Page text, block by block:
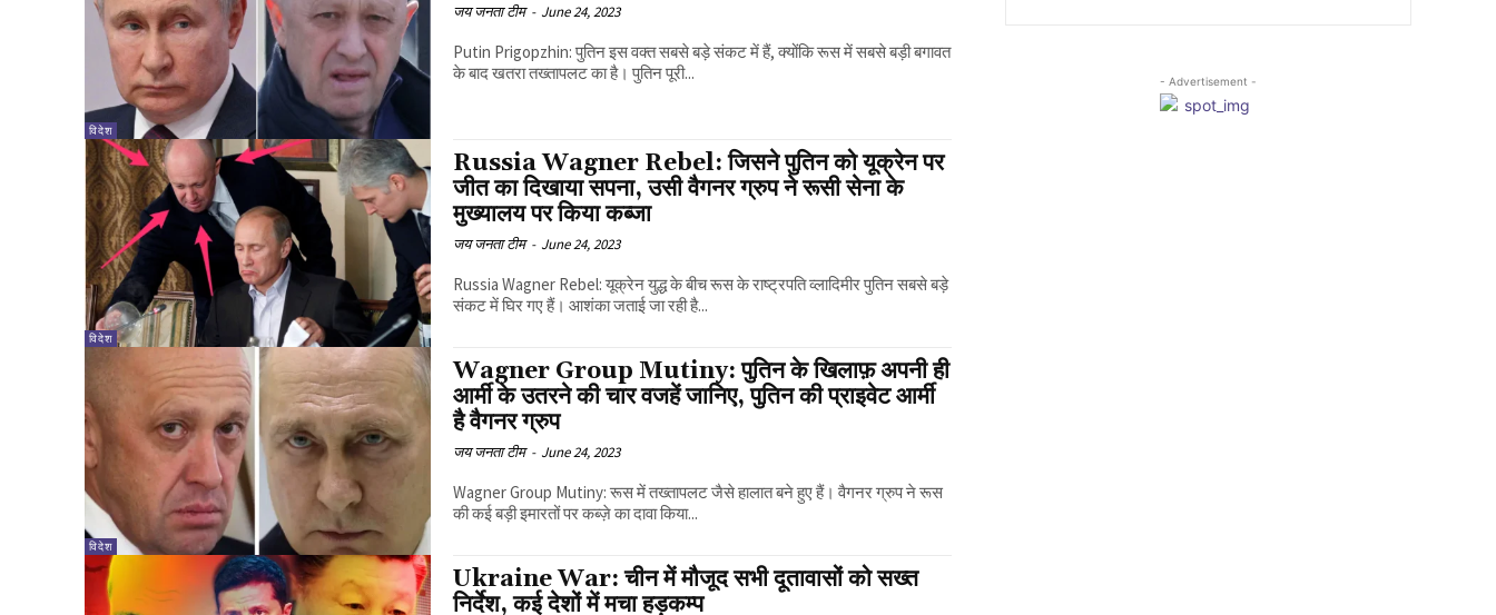
विदेश
जय जनता टीम - June 24, 2023
Putin Prigopzhin: पुतिन इस वक्त सबसे बड़े संकट में हैं, क्योंकि रूस में सबसे बड़ी बगावत
के बाद खतरा तख्तापलट का है। पुतिन पूरी...
विदेश
Russia Wagner Rebel: जिसने पुतिन को यूक्रेन पर
जीत का दिखाया सपना, उसी वैगनर ग्रुप ने रूसी सेना के
मुख्यालय पर किया कब्जा
जय जनता टीम - June 24, 2023
Russia Wagner Rebel: यूक्रेन युद्ध के बीच रूस के राष्ट्रपति व्लादिमीर पुतिन सबसे बड़े
संकट में घिर गए हैं। आशंका जताई जा रही है...
विदेश
Wagner Group Mutiny: पुतिन के खिलाफ़ अपनी ही
आर्मी के उतरने की चार वजहें जानिए, पुतिन की प्राइवेट आर्मी
है वैगनर ग्रुप
जय जनता टीम - June 24, 2023
Wagner Group Mutiny: रूस में तख्तापलट जैसे हालात बने हुए हैं। वैगनर ग्रुप ने रूस
की कई बड़ी इमारतों पर कब्ज़े का दावा किया...
Ukraine War: चीन में मौजूद सभी दूतावासों को सख्त
निर्देश, कई देशों में मचा हड़कम्प
- Advertisement -